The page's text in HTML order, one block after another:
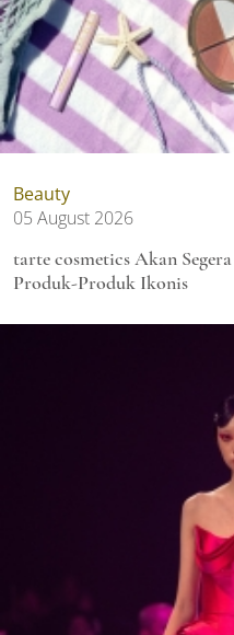
Beauty
05 August 2026
tarte cosmetics Akan
Produk-Produk Ikonis